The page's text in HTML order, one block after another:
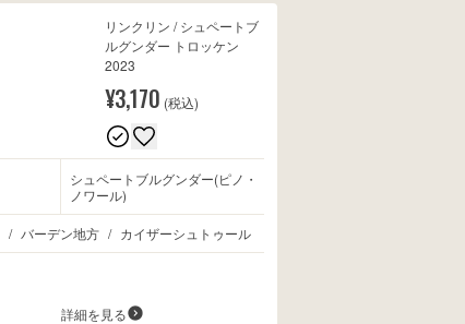
リンクリン / シュペートブ
ルグンダー トロッケン
2023
¥3,170 (税込)
シュペートブルグンダー(ピノ・
ノワール)
/ バーデン地方 / カイザーシュトゥール
詳細を見る